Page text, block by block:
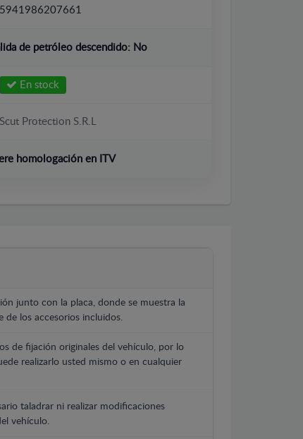
5941986207661
de petróleo descendido: No
En stock
Scut Protection S.R.L
homologación en ITV
junto con la placa, donde se muestra la
de los accesorios incluidos.
de fijación originales del vehículo, por lo
realizarlo usted mismo o en cualquier
taladrar ni realizar modificaciones
vehículo.